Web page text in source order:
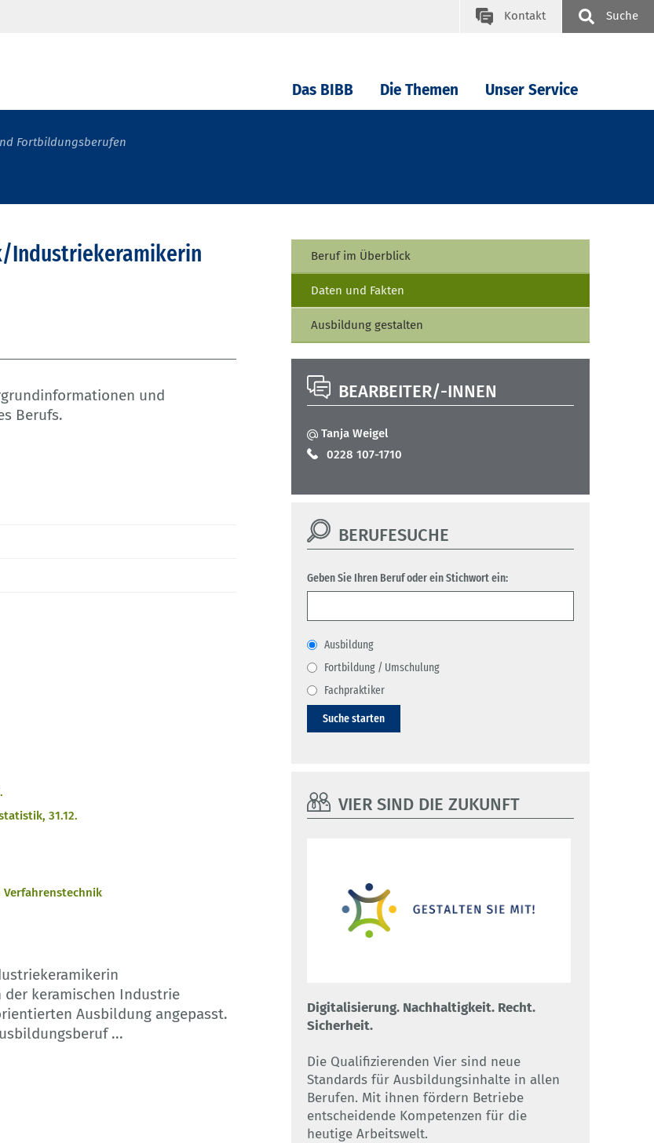
Kontakt Suche
Das BIBB Die Themen Unser Service
Fortbildungsberufen
Industriekeramikerin
und
Berufs.
31.12.
keramischen Industrie
Ausbildung angepasst.
...
Beruf im Überblick
Daten und Fakten
Ausbildung gestalten
BEARBEITER/-INNEN
Tanja Weigel
0228 107-1710
BERUFESUCHE
Geben Sie Ihren Beruf oder ein Stichwort ein:
Ausbildung
Fortbildung / Umschulung
Fachpraktiker
Suche starten
VIER SIND DIE ZUKUNFT
Digitalisierung. Nachhaltigkeit. Recht.
Sicherheit.
Die Qualifizierenden Vier sind neue
Standards für Ausbildungsinhalte in allen
Berufen. Mit ihnen fördern Betriebe
entscheidende Kompetenzen für die
heutige Arbeitswelt.